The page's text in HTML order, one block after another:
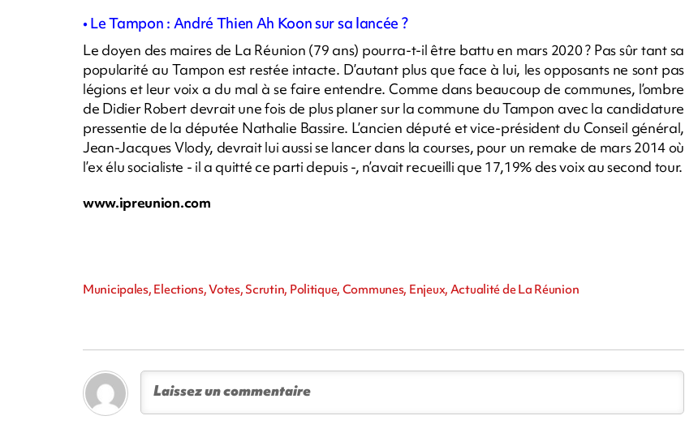
• Le Tampon : André Thien Ah Koon sur sa lancée ?
Le doyen des maires de La Réunion (79 ans) pourra-t-il être battu en mars 2020 ? Pas sûr tant sa
popularité au Tampon est restée intacte. D’autant plus que face à lui, les opposants ne sont pas
légions et leur voix a du mal à se faire entendre. Comme dans beaucoup de communes, l’ombre
de Didier Robert devrait une fois de plus planer sur la commune du Tampon avec la candidature
pressentie de la députée Nathalie Bassire. L’ancien député et vice-président du Conseil général,
Jean-Jacques Vlody, devrait lui aussi se lancer dans la courses, pour un remake de mars 2014 où
l’ex élu socialiste - il a quitté ce parti depuis -, n’avait recueilli que 17,19% des voix au second tour.
www.ipreunion.com
Municipales, Elections, Votes, Scrutin, Politique, Communes, Enjeux, Actualité de La Réunion